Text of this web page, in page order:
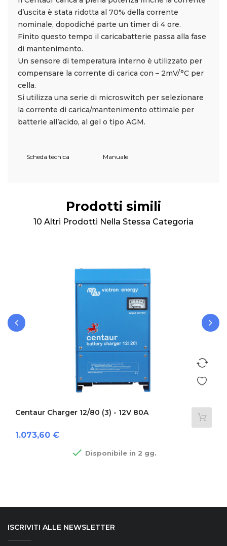
d’uscita è stata ridotta al 70% della corrente
nominale, dopodiché parte un timer di 4 ore.
Finito questo tempo il caricabatterie passa alla fase
di mantenimento.
Un sensore di temperatura interno è utilizzato per
compensare la corrente di carica con – 2mV/°C per
cella.
Si utilizza una serie di microswitch per selezionare
la corrente di carica/mantenimento ottimale per
batterie all’acido, al gel o tipo AGM.
Scheda tecnica Manuale
Prodotti simili
10 Altri Prodotti Nella Stessa Categoria
Centaur Charger 12/80 (3) - 12V 80A
Prezzo
1.073,60 €
 Disponibile in 2 gg.
ISCRIVITI ALLE NEWSLETTER